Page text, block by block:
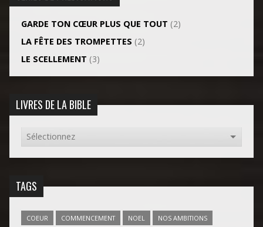
GARDE TON CŒUR PLUS QUE TOUT (2)
LA FÊTE DES TROMPETTES (2)
LE SCELLEMENT (3)
LIVRES DE LA BIBLE
TAGS
COEUR COMMENCEMENT NOEL NOS AMBITIONS